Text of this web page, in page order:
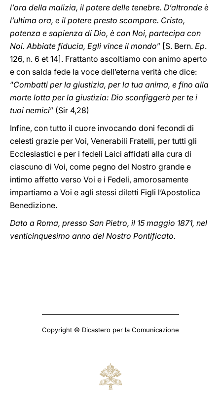
l’ora della malizia, il potere delle tenebre. D’altronde è
l’ultima ora, e il potere presto scompare. Cristo,
potenza e sapienza di Dio, è con Noi, partecipa con
Noi. Abbiate fiducia, Egli vince il mondo” [S. Bern. Ep.
126, n. 6 et 14]. Frattanto ascoltiamo con animo aperto
e con salda fede la voce dell’eterna verità che dice:
“Combatti per la giustizia, per la tua anima, e fino alla
morte lotta per la giustizia: Dio sconfiggerà per te i
tuoi nemici” (Sir 4,28)
Infine, con tutto il cuore invocando doni fecondi di
celesti grazie per Voi, Venerabili Fratelli, per tutti gli
Ecclesiastici e per i fedeli Laici affidati alla cura di
ciascuno di Voi, come pegno del Nostro grande e
intimo affetto verso Voi e i Fedeli, amorosamente
impartiamo a Voi e agli stessi diletti Figli l’Apostolica
Benedizione.
Dato a Roma, presso San Pietro, il 15 maggio 1871, nel
venticinquesimo anno del Nostro Pontificato.
Copyright © Dicastero per la Comunicazione